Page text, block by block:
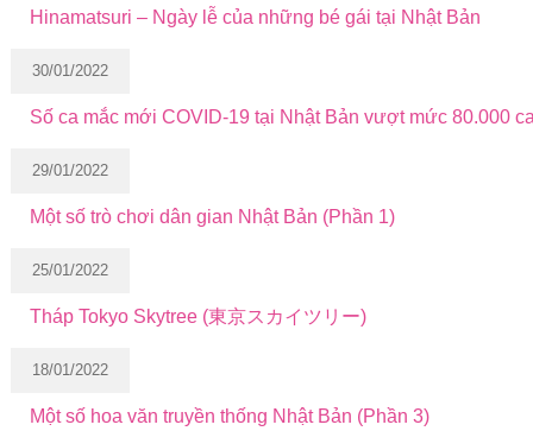
Hinamatsuri – Ngày lễ của những bé gái tại Nhật Bản
30/01/2022
Số ca mắc mới COVID-19 tại Nhật Bản vượt mức 80.000
29/01/2022
Một số trò chơi dân gian Nhật Bản (Phần 1)
25/01/2022
Tháp Tokyo Skytree (東京スカイツリー)
18/01/2022
Một số hoa văn truyền thống Nhật Bản (Phần 3)